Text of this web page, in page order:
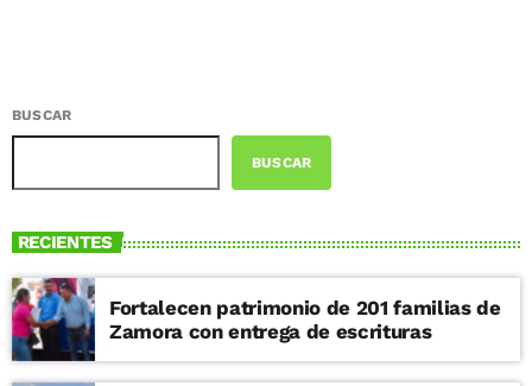
BUSCAR
BUSCAR
RECIENTES
Fortalecen patrimonio de 201 familias de
Zamora con entrega de escrituras